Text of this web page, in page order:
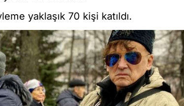
yaklaşık 70 kişi katıldı.